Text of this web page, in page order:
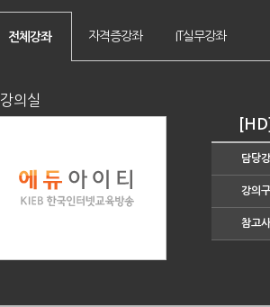
전체강좌 자격증강좌 IT실무강좌
강의실
담당
강의
참고